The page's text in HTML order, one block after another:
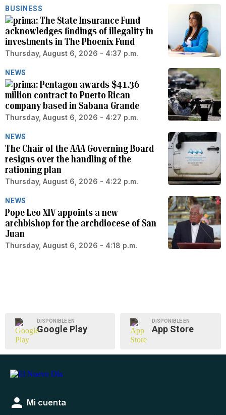
BUSINESS
The State Insurance Fund
acknowledges findings of illegality in
investments in The Phoenix Fund
Thursday, August 6, 2026 - 4:37 p.m.
NEWS
Pentagon awards $41.36
million contract to Puerto Rican
company based in Sabana Grande
Thursday, August 6, 2026 - 4:27 p.m.
NEWS
The Chair of the AAA Governing Board
resigns over the handling of the
rationing plan
Thursday, August 6, 2026 - 4:22 p.m.
NEWS
Pope Leo XIV appoints a new
archbishop for the archdiocese of San
Juan
Thursday, August 6, 2026 - 4:18 p.m.
DISPONIBLE EN
Google Play
DISPONIBLE EN
App Store
Mi cuenta